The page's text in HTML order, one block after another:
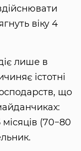
віку 4
лише в
істотні
що
(70−80